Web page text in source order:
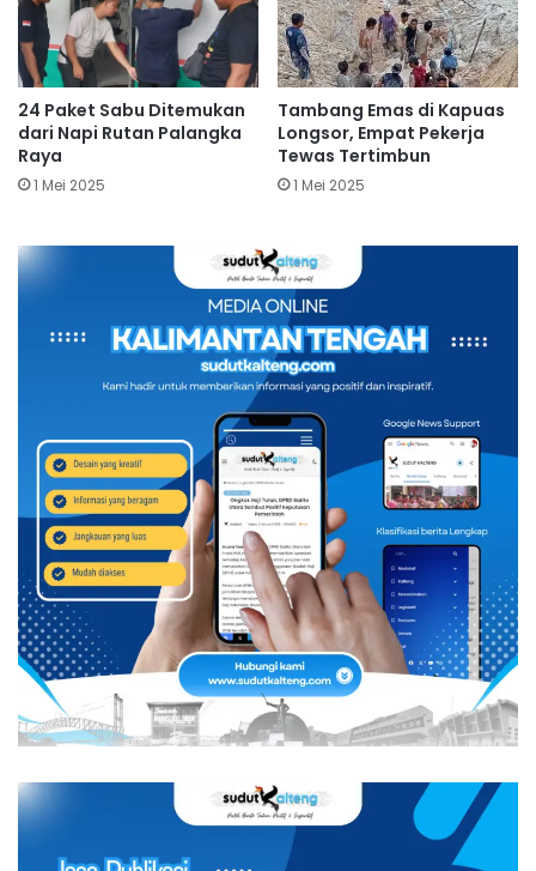
24 Paket Sabu Ditemukan
dari Napi Rutan Palangka
Raya
1 Mei 2025
Tambang Emas di Kapuas
Longsor, Empat Pekerja
Tewas Tertimbun
1 Mei 2025